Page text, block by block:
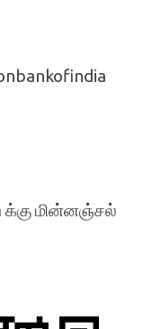
க்கு மின்னஞ்சல்